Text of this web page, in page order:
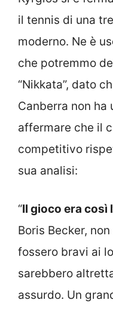
il tennis di una
moderno. Ne è
che potremmo
“Nikkata”, dato
Canberra non
affermare che il
competitivo
sua analisi:
“Il gioco era così
Boris Becker,
fossero bravi ai
sarebbero
assurdo. Un